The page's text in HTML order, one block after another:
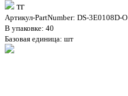
тг
Артикул-PartNumber: DS-3E0108D-O
В упаковке: 40
Базовая единица: шт